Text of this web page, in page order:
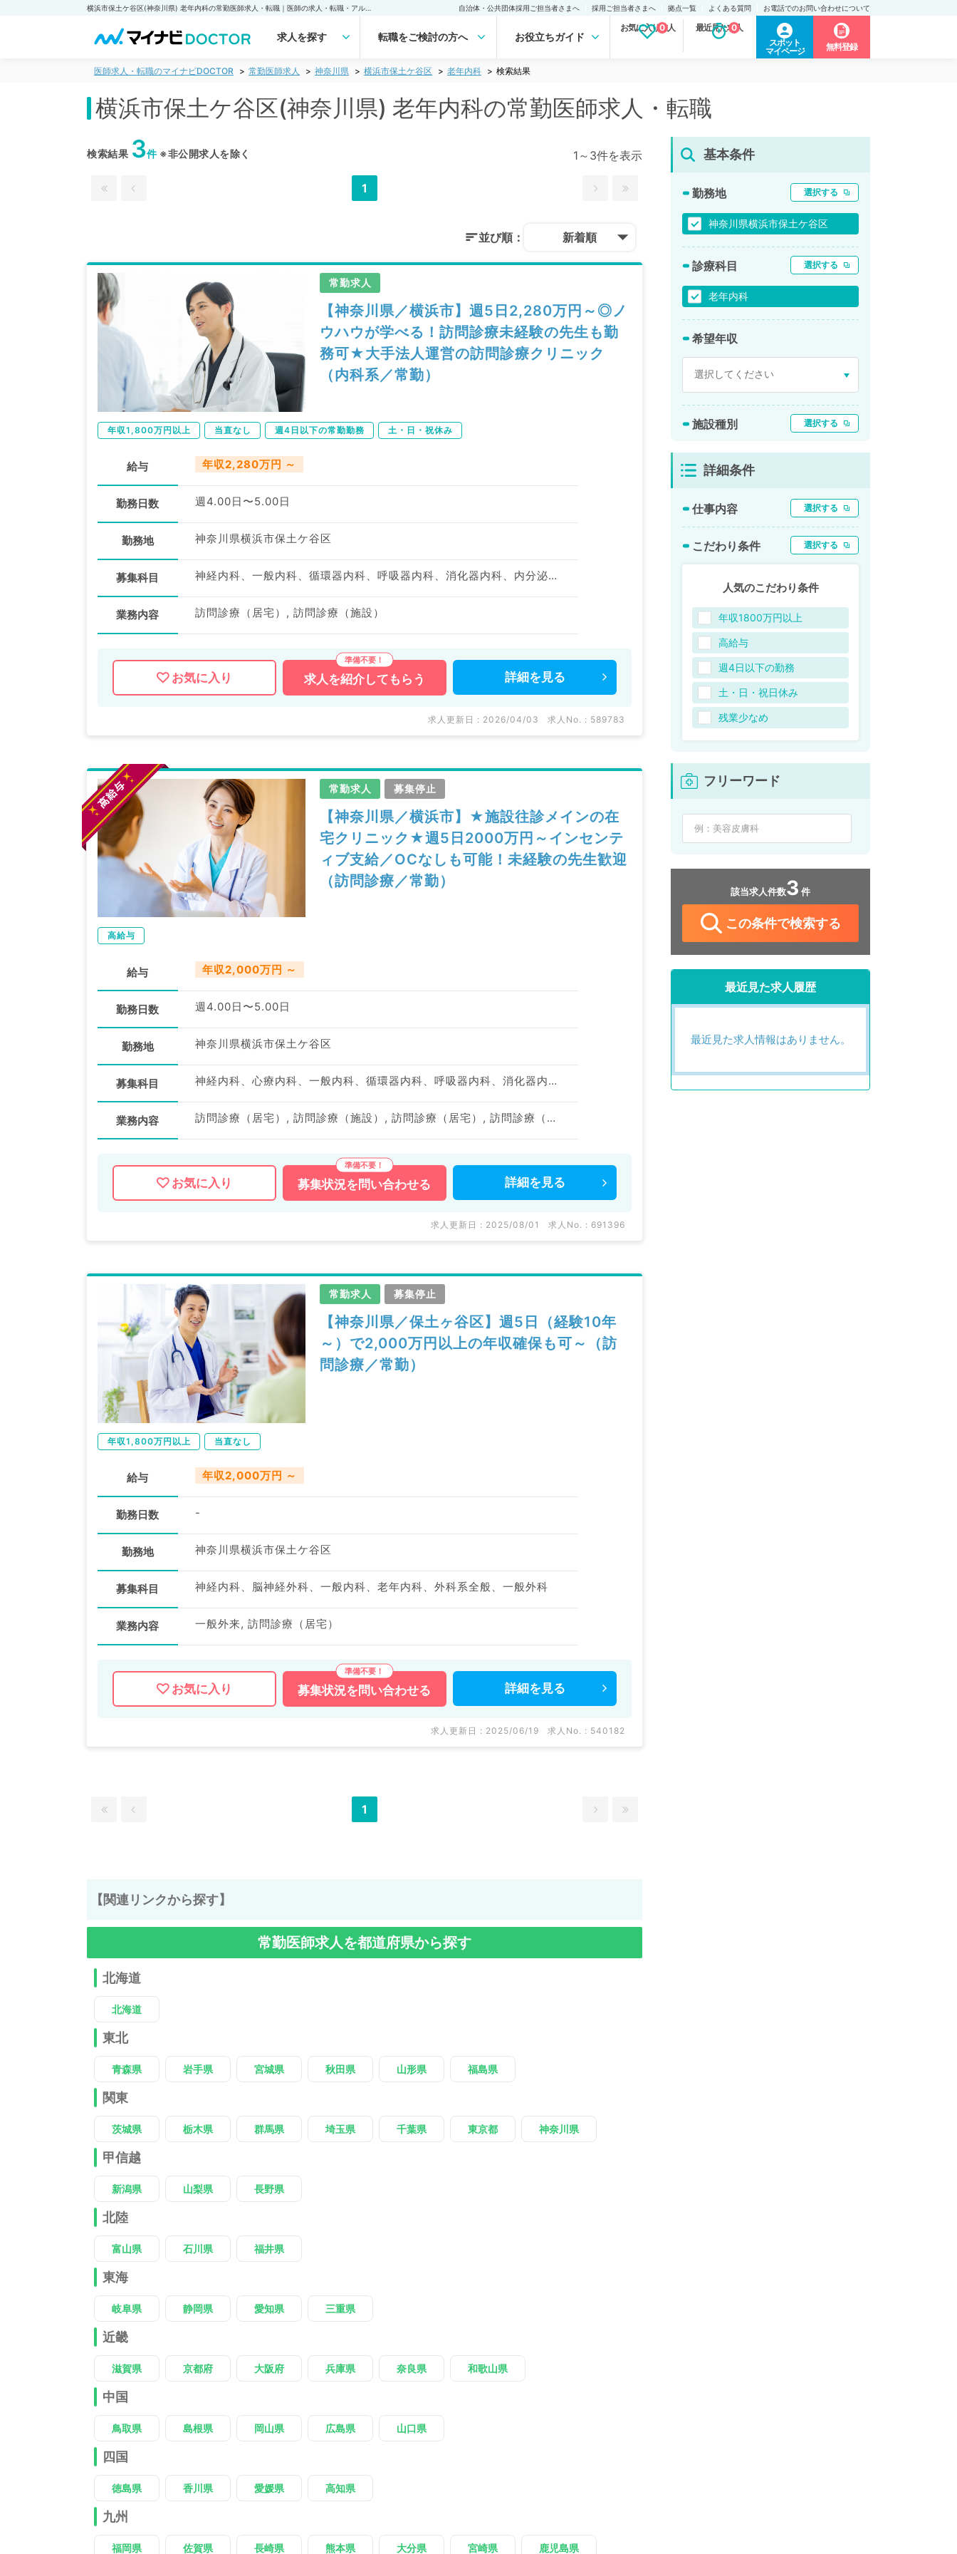
自治体・公共団体採用ご担当者さまへ 採用ご担当者さまへ 拠点一覧 よくある質問 お電話でのお問い合わせについて
求人を探す 転職をご検討の方へ お役立ちガイド
お気に入り求人
0 最近見た求人
0
スポット
マイページ
無料登録
医師求人・転職のマイナビDOCTOR 常勤医師求人 神奈川県 横浜市保土ケ谷区 老年内科 検索結果
横浜市保土ケ谷区(神奈川県) 老年内科の常勤医師求人・転職
検索結果 3件※非公開求人を除く 1～3件を表示
1
並び順： 新着順
常勤求人
【神奈川県／横浜市】週5日2,280万円～◎ノ
ウハウが学べる！訪問診療未経験の先生も勤
務可★大手法人運営の訪問診療クリニック
（内科系／常勤）
年収1,800万円以上 当直なし 週4日以下の常勤勤務 土・日・祝休み
給与 年収2,280万円 ～
勤務日数 週4.00日〜5.00日
勤務地 神奈川県横浜市保土ケ谷区
募集科目 神経内科、一般内科、循環器内科、呼吸器内科、消化器内科、内分泌・代謝内科、腎臓内科、老年内科、血液内科、膠原病科
業務内容 訪問診療（居宅）, 訪問診療（施設）
お気に入り 求人を紹介してもらう 詳細を 見る
求人更新日 : 2026/04/03 求人No. : 589783
常勤求人 募集停止
【神奈川県／横浜市】★施設往診メインの在
宅クリニック★週5日2000万円～インセンテ
ィブ支給／OCなしも可能！未経験の先生歓迎
（訪問診療／常勤）
高給与
給与 年収2,000万円 ～
勤務日数 週4.00日〜5.00日
勤務地 神奈川県横浜市保土ケ谷区
募集科目 神経内科、心療内科、一般内科、循環器内科、呼吸器内科、消化器内科、内分泌・代謝内科、腎臓内科、老年内科
業務内容 訪問診療（居宅）, 訪問診療（施設）, 訪問診療（居宅）, 訪問診療（施設）
お気に入り 募集状況を 問い合わせる 詳細を 見る
求人更新日 : 2025/08/01 求人No. : 691396
常勤求人 募集停止
【神奈川県／保土ヶ谷区】週5日（経験10年
～）で2,000万円以上の年収確保も可～（訪
問診療／常勤）
年収1,800万円以上 当直なし
給与 年収2,000万円 ～
勤務日数 -
勤務地 神奈川県横浜市保土ケ谷区
募集科目 神経内科、脳神経外科、一般内科、老年内科、外科系全般、一般外科
業務内容 一般外来, 訪問診療（居宅）
お気に入り 募集状況を 問い合わせる 詳細を 見る
求人更新日 : 2025/06/19 求人No. : 540182
1
【関連リンクから探す】
常勤医師求人を都道府県から探す
北海道
北海道
東北
青森県 岩手県 宮城県 秋田県 山形県 福島県
関東
茨城県 栃木県 群馬県 埼玉県 千葉県 東京都 神奈川県
甲信越
新潟県 山梨県 長野県
北陸
富山県 石川県 福井県
東海
岐阜県 静岡県 愛知県 三重県
近畿
滋賀県 京都府 大阪府 兵庫県 奈良県 和歌山県
中国
鳥取県 島根県 岡山県 広島県 山口県
四国
徳島県 香川県 愛媛県 高知県
九州
福岡県 佐賀県 長崎県 熊本県 大分県 宮崎県 鹿児島県
基本条件
勤務地 選択する
神奈川県横浜市保土ケ谷区
診療科目 選択する
老年内科
希望年収
施設種別 選択する
詳細条件
仕事内容 選択する
こだわり条件 選択する
人気のこだわり条件
年収1800万円以上
高給与
週4日以下の勤務
土・日・祝日休み
残業少なめ
フリーワード
該当求人件数3 件
この条件で検索する
最近見た求人履歴
最近見た求人情報はありません。